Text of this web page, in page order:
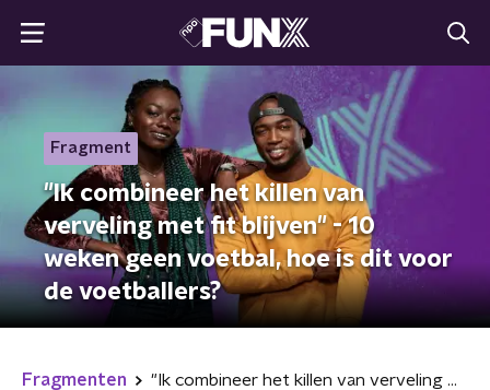
Fragment
"Ik combineer het killen van
verveling met fit blijven" - 10
weken geen voetbal, hoe is dit voor
de voetballers?
Fragmenten "Ik combineer het killen van verveling met fit blijven" - 10 weken geen voetbal, hoe is dit voor de voetballers?